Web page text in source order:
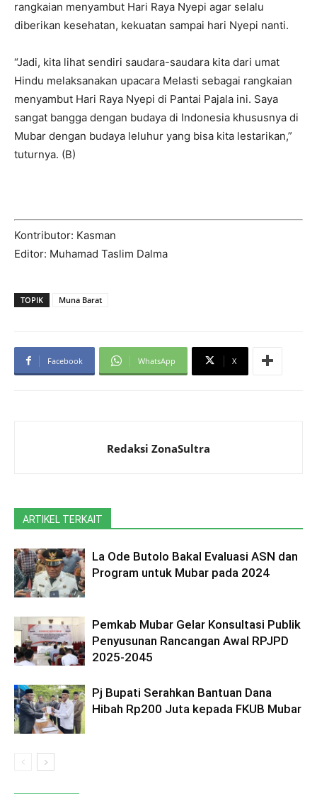
rangkaian menyambut Hari Raya Nyepi agar selalu
diberikan kesehatan, kekuatan sampai hari Nyepi nanti.
“Jadi, kita lihat sendiri saudara-saudara kita dari umat
Hindu melaksanakan upacara Melasti sebagai rangkaian
menyambut Hari Raya Nyepi di Pantai Pajala ini. Saya
sangat bangga dengan budaya di Indonesia khususnya di
Mubar dengan budaya leluhur yang bisa kita lestarikan,”
tuturnya. (B)
Kontributor: Kasman
Editor: Muhamad Taslim Dalma
TOPIK Muna Barat
Facebook WhatsApp X
Redaksi ZonaSultra
ARTIKEL TERKAIT
La Ode Butolo Bakal Evaluasi ASN dan
Program untuk Mubar pada 2024
Pemkab Mubar Gelar Konsultasi Publik
Penyusunan Rancangan Awal RPJPD
2025-2045
Pj Bupati Serahkan Bantuan Dana
Hibah Rp200 Juta kepada FKUB Mubar